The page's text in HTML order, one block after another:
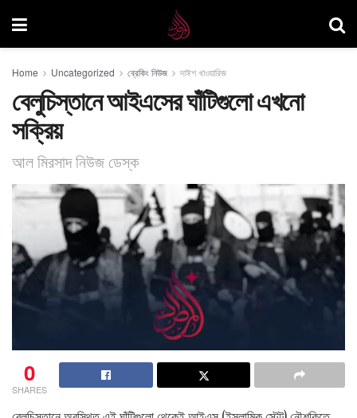
Home Uncategorized ব্রেকিং নিউজ দাঈশ খাওয়ারিজ
বেলুচিস্তানে আইএসের ঘাঁটিগুলো এখনো
সক্রিয়
আল মিরসাদ নিউজ ডেস্ক
0
SHARES